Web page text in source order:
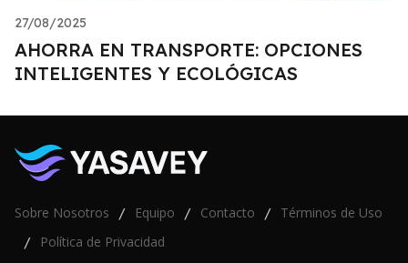
27/08/2025
AHORRA EN TRANSPORTE: OPCIONES
INTELIGENTES Y ECOLÓGICAS
Sobre Nosotros / Equipo / Contacto / Términos de Uso
/ Política de Privacidad